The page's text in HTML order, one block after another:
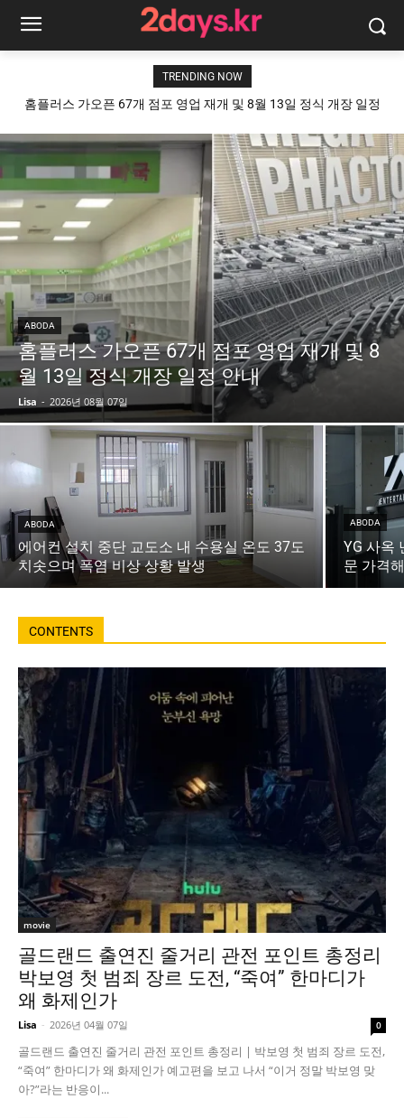
TRENDING NOW
홈플러스 가오픈 67개 점포 영업 재개 및 8월 13일 정식 개장 일정
ABODA
홈플러스 가오픈 67개 점포 영업 재개 및 8
월 13일 정식 개장 일정 안내
Lisa - 2026년 08월 07일
ABODA
에어컨 설치 중단 교도소 내 수용실 온도 37도
치솟으며 폭염 비상 상황 발생
ABODA
YG 사옥
문 가격
CONTENTS
movie
골드랜드 출연진 줄거리 관전 포인트 총정리
박보영 첫 범죄 장르 도전, “죽여” 한마디가
왜 화제인가
Lisa - 2026년 04월 07일 0
골드랜드 출연진 줄거리 관전 포인트 총정리 | 박보영 첫 범죄 장르 도전,
“죽여” 한마디가 왜 화제인가 예고편을 보고 나서 “이거 정말 박보영 맞
아?”라는 반응이...